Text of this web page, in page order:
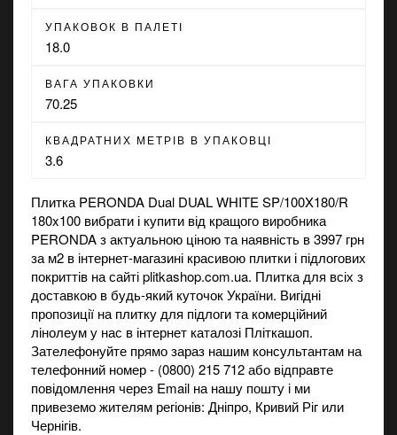
УПАКОВОК В ПАЛЕТІ
18.0
ВАГА УПАКОВКИ
70.25
КВАДРАТНИХ МЕТРІВ В УПАКОВЦІ
3.6
Плитка PERONDA Dual DUAL WHITE SP/100X180/R
180x100 вибрати і купити від кращого виробника
PERONDA з актуальною ціною та наявність в 3997 грн
за м2 в інтернет-магазині красивою плитки і підлогових
покриттів на сайті plitkashop.com.ua. Плитка для всіх з
доставкою в будь-який куточок України. Вигідні
пропозиції на плитку для підлогита комерційний
лінолеуму нас в інтернет каталозі Пліткашоп.
Зателефонуйте прямо зараз нашим консультантам на
телефонний номер - (0800) 215 712 або відправте
повідомлення через Email на нашу пошту і ми
привеземо жителям регіонів: Дніпро, Кривий Ріг или
Чернігів.